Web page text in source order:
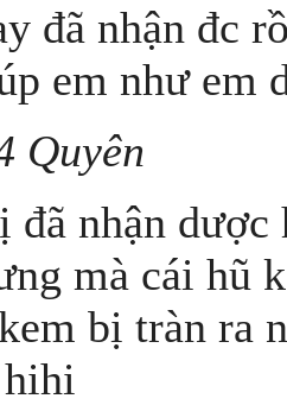
đã nhận đc
em như em
Quyên
đã nhận dược
mà cái hũ
bị tràn ra